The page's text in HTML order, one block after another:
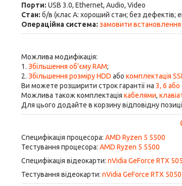
Порти: USB 3.0, Ethernet, Audio, Video
Стан: б/в (клас А: хороший стан; без дефектів;
Операційна система: замовити встановлення
Можлива модифікація:
1. Збільшення об'єму RAM;
2. Збільшення розміру HDD або комплектація
Ви можете розширити строк гарантії на 3, 6 або
Можлива також комплектація кабелями,
Для цього додайте в корзину відповідну
Специфікація процесора: AMD Ryzen 5 5500
Тестування процесора: AMD Ryzen 5 5500
Специфікація відеокарти: nVidia GeForce RTX
Тестування відеокарти: nVidia GeForce RTX 5050